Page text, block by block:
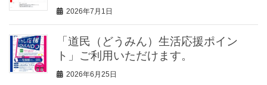
2026年7月1日
「道民（どうみん）生活応援ポイン
ト」ご利用いただけます。
2026年6月25日